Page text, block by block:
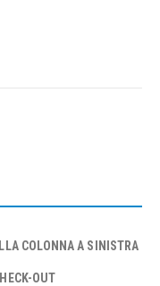
COLONNA A SINISTRA
OUT